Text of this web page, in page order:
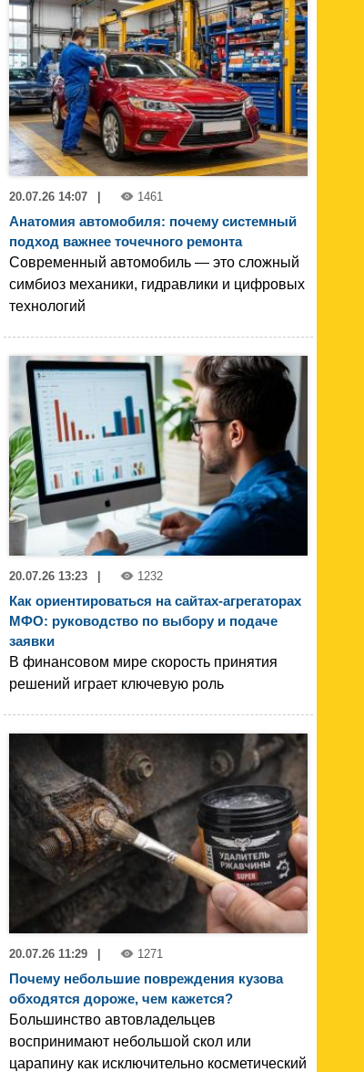
20.07.26 14:07 1461
Анатомия автомобиля: почему системный
подход важнее точечного ремонта
Современный автомобиль — это сложный
симбиоз механики, гидравлики и цифровых
технологий
20.07.26 13:23 1232
Как ориентироваться на сайтах-агрегаторах
МФО: руководство по выбору и подаче
заявки
В финансовом мире скорость принятия
решений играет ключевую роль
20.07.26 11:29 | 1271
Почему небольшие повреждения кузова
обходятся дороже, чем кажется?
Большинство автовладельцев
воспринимают небольшой скол или
царапину как исключительно косметический